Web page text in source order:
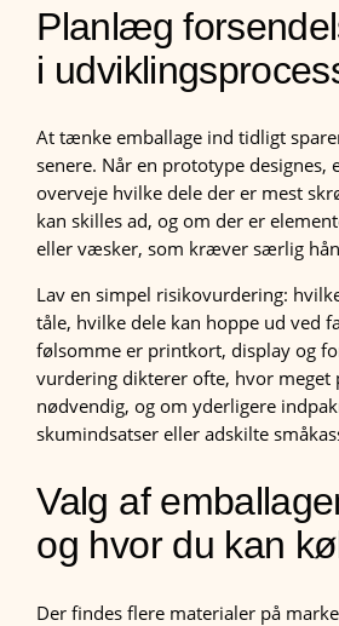
Planlæg
i
At tænke emballage ind tidligt
senere. Når en prototype designes,
overveje hvilke dele der er mest
kan skilles ad, og om der er
eller væsker, som kræver særlig
Lav en simpel risikovurdering:
tåle, hvilke dele kan hoppe ud ved
følsomme er printkort, display og
vurdering dikterer ofte, hvor meget
nødvendig, og om yderligere
skumindsatser eller adskilte
Valg af
og hvor du kan
Der findes flere materialer på